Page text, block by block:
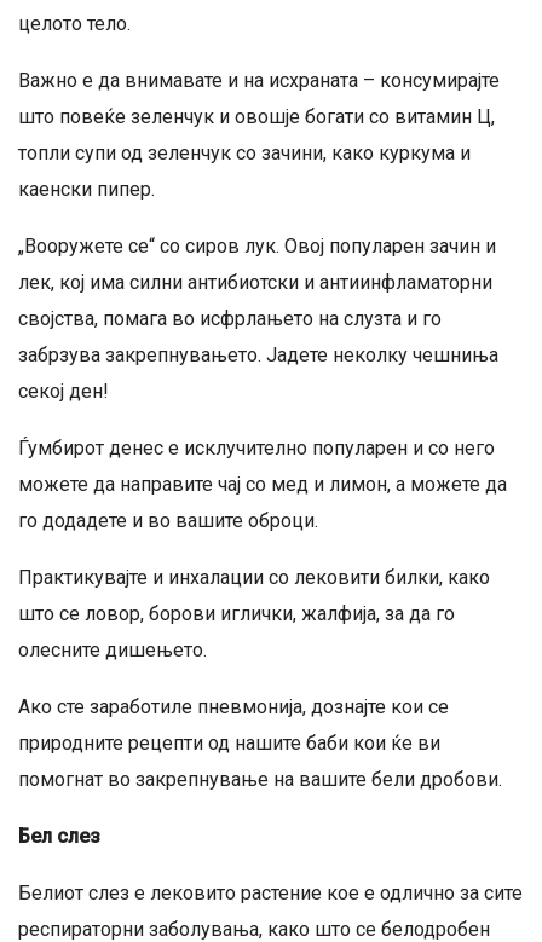
целото тело.
Важно е да внимавате и на исхраната – консумирајте
што повеќе зеленчук и овошје богати со витамин Ц,
топли супи од зеленчук со зачини, како куркума и
каенски пипер.
„Вооружете се“ со сиров лук. Овој популарен зачин и
лек, кој има силни антибиотски и антиинфламаторни
својства, помага во исфрлањето на слузта и го
забрзува закрепнувањето. Јадете неколку чешниња
секој ден!
Ѓумбирот денес е исклучително популарен и со него
можете да направите чај со мед и лимон, а можете да
го додадете и во вашите оброци.
Практикувајте и инхалации со лековити билки, како
што се ловор, борови иглички, жалфија, за да го
олесните дишењето.
Ако сте заработиле пневмонија, дознајте кои се
природните рецепти од нашите баби кои ќе ви
помогнат во закрепнување на вашите бели дробови.
Бел слез
Белиот слез е лековито растение кое е одлично за сите
респираторни заболувања, како што се белодробен